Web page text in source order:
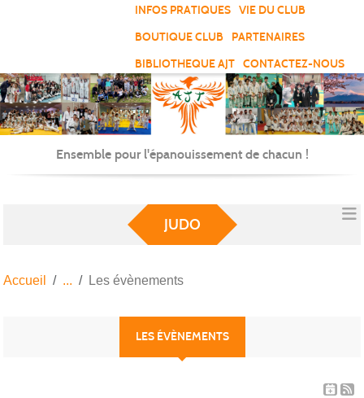
INFOS PRATIQUES
VIE DU CLUB
BOUTIQUE CLUB
PARTENAIRES
BIBLIOTHEQUE AJT
CONTACTEZ-NOUS
Ensemble pour l'épanouissement de chacun !
JUDO
Accueil Les évènements
LES ÉVÈNEMENTS
Panneau de gestion des cookies